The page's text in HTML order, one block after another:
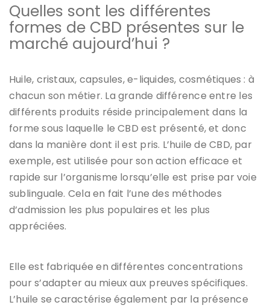
Quelles sont les différentes
formes de CBD présentes sur le
marché aujourd’hui ?
Huile, cristaux, capsules, e-liquides, cosmétiques : à
chacun son métier. La grande différence entre les
différents produits réside principalement dans la
forme sous laquelle le CBD est présenté, et donc
dans la manière dont il est pris. L’huile de CBD, par
exemple, est utilisée pour son action efficace et
rapide sur l’organisme lorsqu’elle est prise par voie
sublinguale. Cela en fait l’une des méthodes
d’admission les plus populaires et les plus
appréciées.
Elle est fabriquée en différentes concentrations
pour s’adapter au mieux aux preuves spécifiques.
L’huile se caractérise également par la présence